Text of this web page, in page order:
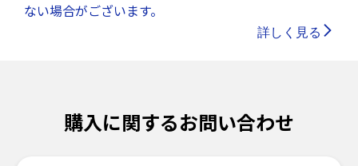
ない場合がございます。
詳しく見る
購入に関するお問い合わせ